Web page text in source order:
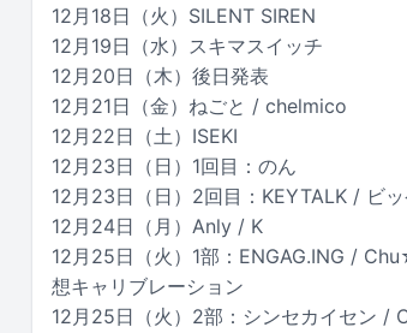
12月18日（火）SILENT SIREN
12月19日（水）スキマスイッチ
12月20日（木）後日発表
12月21日（金）ねごと / chelmico
12月22日（土）ISEKI
12月23日（日）1回目：のん
12月23日（日）2回目：KEYTALK / ビ
12月24日（月）Anly / K
12月25日（火）1部：ENGAG.ING /
想キャリブレーション
12月25日（火）2部：シンセカイセン /